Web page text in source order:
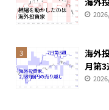
3
海外
月第3